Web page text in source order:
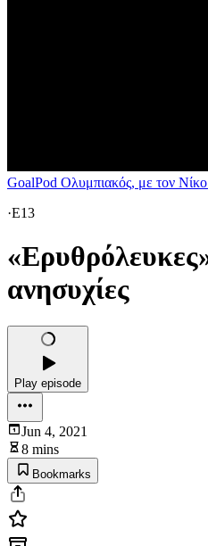
GoalPod Ολυμπιακός, με τον
·E13
ανησυχίες
Play episode
Jun 4, 2021
8 mins
Bookmarks